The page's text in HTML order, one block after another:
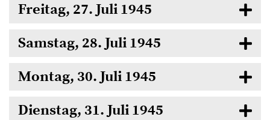
Freitag, 27. Juli 1945
Samstag, 28. Juli 1945
Montag, 30. Juli 1945
Dienstag, 31. Juli 1945